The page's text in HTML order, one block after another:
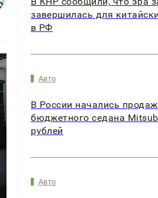
завершилась для
в РФ
Авто
В России начались
бюджетного седана
рублей
Авто